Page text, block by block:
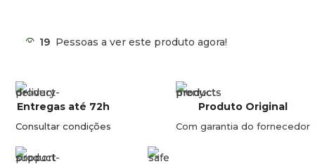
19 Pessoas a ver este produto agora!
Entregas até 72h
Consultar condições
Produto Original
Com garantia do fornecedor